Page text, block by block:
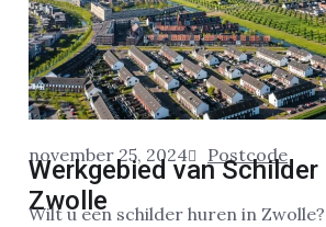
november 25, 2024 Postcode
Werkgebied van Schilder
Zwolle
Wilt u een schilder huren in